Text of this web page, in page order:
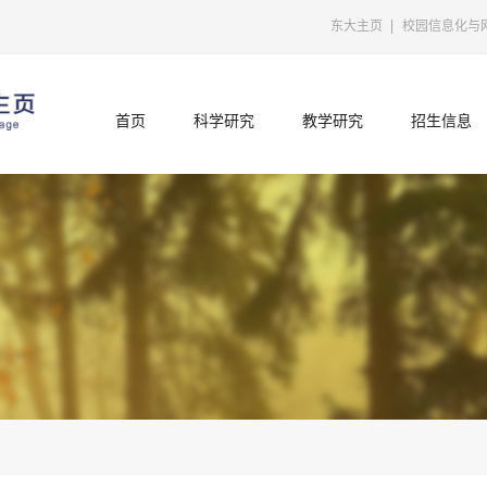
东大主页 校园信息化与
首页 科学研究 教学研究 招生信息